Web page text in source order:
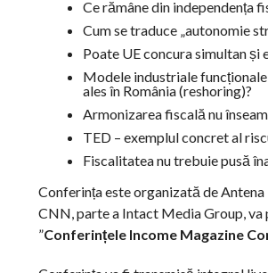
Ce rămâne din independența
Cum se traduce „autonomie
Poate UE concura simultan și
Modele industriale
ales în România (reshoring)?
Armonizarea fiscală nu
TED – exemplul concret al
Fiscalitatea nu trebuie pusă
Conferința este organizată de
CNN, parte a Intact Media Group, va
”Conferințele Income Magazine